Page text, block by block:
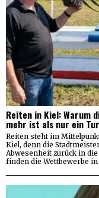
Reiten in Kiel: Warum
mehr ist als nur ein
Reiten steht im
Kiel, denn die
Abwesenheit zurück in
finden die Wettbewerbe in